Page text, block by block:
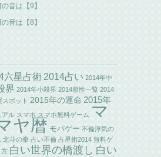
音は【9】
音は【8】
六星占術 2014占い 2014年中
界 2014年小殺界 2014相性一覧 2014
スポット 2015年の運命 2015年
アル スマホ スマホ無料ゲーム マ
ヤ暦 モバゲー 不倫浮気の
北斗の拳 占い不倫 占星術2014 無料ゲ
方 白い世界の橋渡し 白い